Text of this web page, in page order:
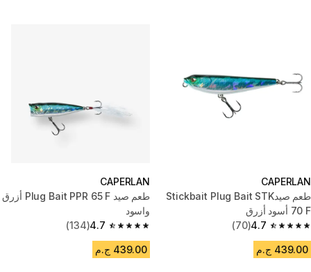
CAPERLAN
طعم صيدStickbait Plug Bait STK
70 F أسود أزرق
4.7
4.7 out of 5 stars from 70 reviews
(70)
439.00 ج.م
CAPERLAN
طعم صيد Plug Bait PPR 65 F أزرق
واسود
4.7
4.7 out of 5 stars from 134 reviews
(134)
439.00 ج.م